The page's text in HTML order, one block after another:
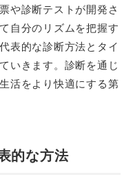
や診断テストが開発さ
自分のリズムを把握す
表的な診断方法とタイ
いきます。診断を通じ
活をより快適にする第
的な方法